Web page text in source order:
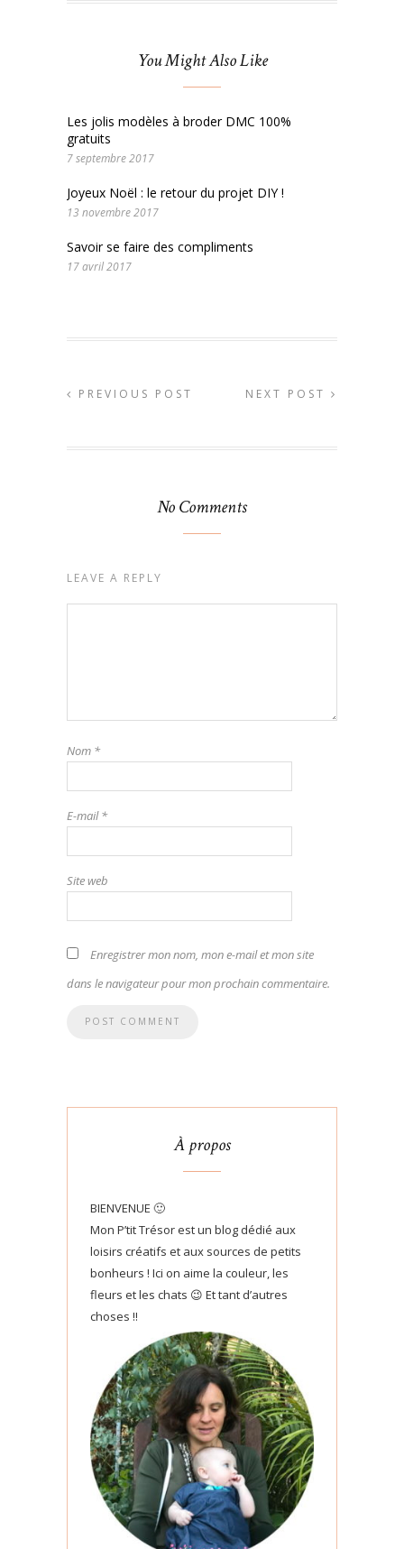
You Might Also Like
Les jolis modèles à broder DMC 100%
gratuits
7 septembre 2017
Joyeux Noël : le retour du projet DIY !
13 novembre 2017
Savoir se faire des compliments
17 avril 2017
PREVIOUS POST NEXT POST
No Comments
LEAVE A REPLY
Nom *
E-mail*
Site web
Enregistrer mon nom, mon e-mail et mon site
dans le navigateur pour mon prochain commentaire.
À propos
BIENVENUE 🙂
Mon P’tit Trésor est un blog dédié aux
loisirs créatifs et aux sources de petits
bonheurs ! Ici on aime la couleur, les
fleurs et les chats 😉 Et tant d’autres
choses !!